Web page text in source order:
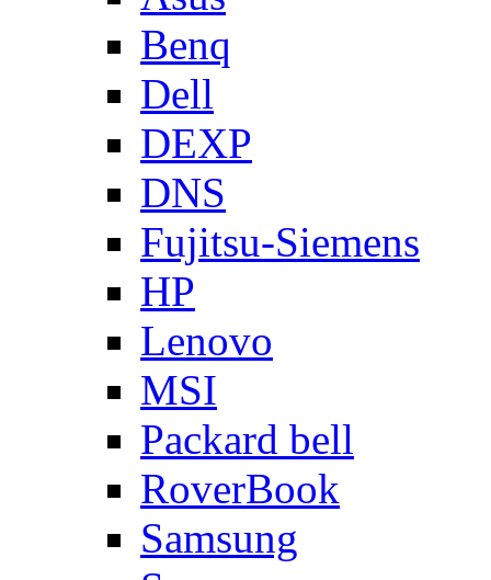
Benq
Dell
DEXP
DNS
Fujitsu-Siemens
HP
Lenovo
MSI
Packard bell
RoverBook
Samsung